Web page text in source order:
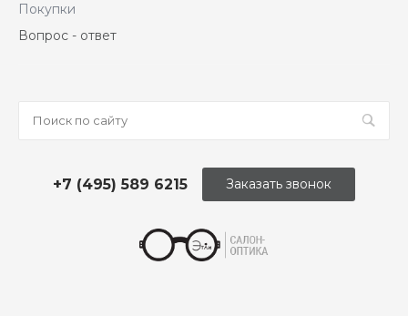
Покупки
Вопрос - ответ
+7 (495) 589 6215 Заказать звонок